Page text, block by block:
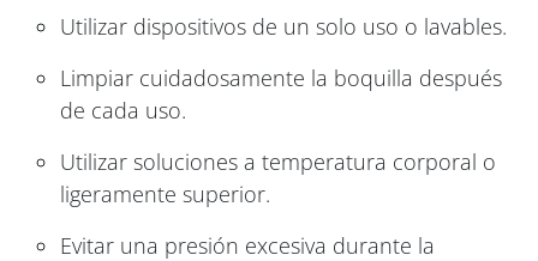
Utilizar dispositivos de un solo uso o lavables.
Limpiar cuidadosamente la boquilla después
de cada uso.
Utilizar soluciones a temperatura corporal o
ligeramente superior.
Evitar una presión excesiva durante la